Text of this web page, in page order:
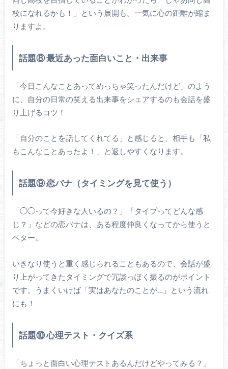
校になれるかも！」という展開も。一気に心の距離が縮ま
りますよ。
話題⑧ 最近あった面白いこと・出来事
「今日こんなことあってめっちゃ笑ったんだけど」のよう
に、自分の日常の笑える出来事をシェアするのも会話を盛
り上げるコツ！
「自分のことを話してくれてる」と感じると、相手も「私
もこんなことあったよ！」と返しやすくなります。
話題⑨ 恋バナ（タイミングを見て使う）
「◯◯って今好きな人いるの？」「タイプってどんな感
じ？」などの恋バナは、ある程度仲良くなってから使うと
ベター。
いきなり使うと重く感じられることもあるので、会話が盛
り上がってきたタイミングで冗談っぽく振るのがポイント
です。うまくいけば「実はあなたのことが…」という流れ
にも！
話題⑩ 心理テスト・クイズ系
「ちょっと面白い心理テストあるんだけどやってみる？」